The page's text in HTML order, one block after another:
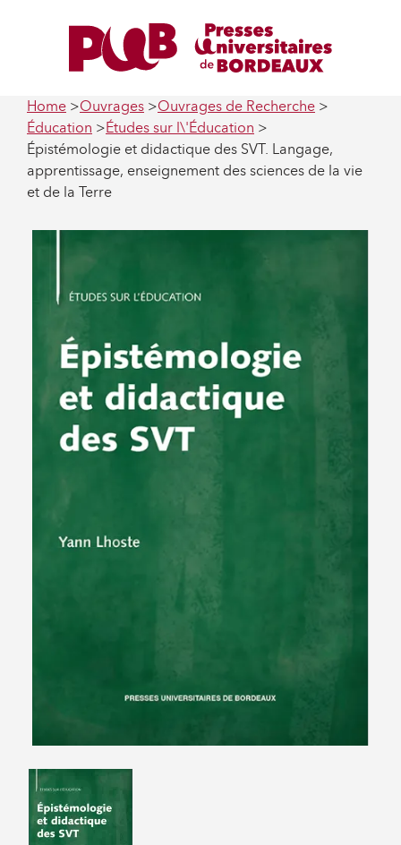
Home Ouvrages
Ouvrages de Recherche
Éducation
Études sur l\'Éducation
Épistémologie et didactique des SVT. Langage,
apprentissage, enseignement des sciences de la vie
et de la Terre